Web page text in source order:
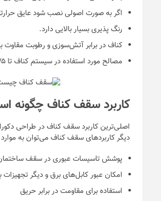
اگر به صورت اصولی نصب شود عایق
رنگ پذیری بسیار بالایی دارد.
کناف در برابر آتش‌سوزی و رطوبت مقاوت
مصالح مورد استفاده در سیستم کناف تا ۷۵ درصد قابل بازیافت می‌باشند.
کاربرد سقف کناف چگونه
اصلی‌ترین کاربرد سقف کناف در طراحی
دیگر کاربرد‌های سقف کناف می‌توان به موارد
پوشش تاسیسات عبوری در سقف
امکان عبور کابل‌های برق و دیگر تجهیزات
استفاده برای مقاومت در برابر حریق